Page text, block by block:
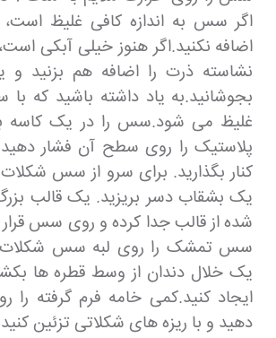
اگر سس به اندازه کافی غلیظ است،
اضافه نکنید.اگر هنوز خیلی آبکی
نشاسته ذرت را اضافه هم بزنید و
بجوشانید.به یاد داشته باشید که
غلیظ می شود.سس را در یک کاسه
پلاستیک را روی سطح آن فشار
کنار بگذارید. برای سرو از سس
یک بشقاب دسر بریزید. یک قالب
شده از قالب جدا کرده و روی سس
سس تمشک را روی لبه سس شکلات
یک خلال دندان از وسط قطره ها
ایجاد کنید.کمی خامه فرم گرفته را
دهید و با ریزه های شکلاتی تزئین